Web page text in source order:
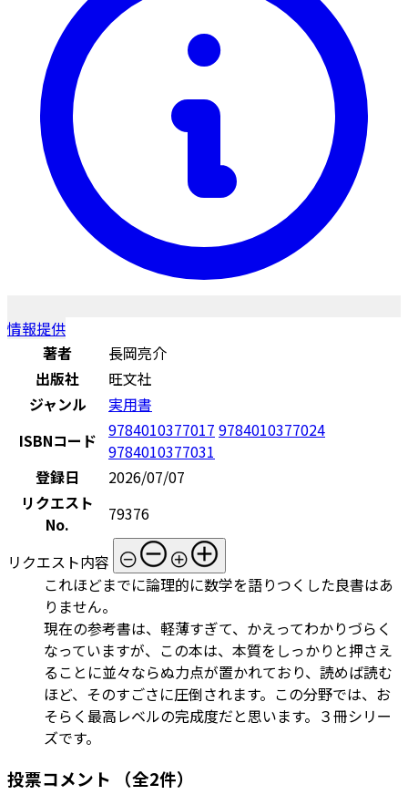
情報提供
著者
長岡亮介
出版社
旺文社
ジャンル
実用書
ISBNコード 9784010377017 9784010377024
9784010377031
登録日
2026/07/07
リクエスト
No.
79376
リクエスト内容
これほどまでに論理的に数学を語りつくした良書はあ
りません。
現在の参考書は、軽薄すぎて、かえってわかりづらく
なっていますが、この本は、本質をしっかりと押さえ
ることに並々ならぬ力点が置かれており、読めば読む
ほど、そのすごさに圧倒されます。この分野では、お
そらく最高レベルの完成度だと思います。３冊シリー
ズです。
投票コメント （全2件）